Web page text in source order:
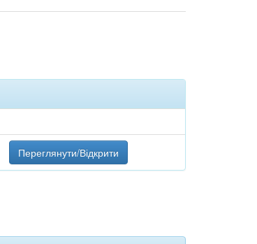
Переглянути/Відкрити